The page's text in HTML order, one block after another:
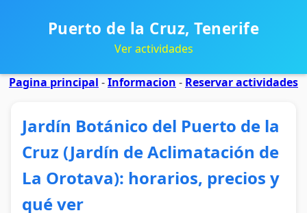
Puerto de la Cruz, Tenerife
Ver actividades
Pagina principal -Informacion - Reservar actividades
Jardín Botánico del Puerto de la
Cruz (Jardín de Aclimatación de
La Orotava): horarios, precios y
qué ver